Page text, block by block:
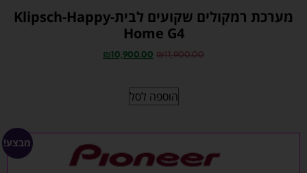
מערכת רמקולים שקועים לבית-Klipsch-Happy
Home G4
₪11,900.00
₪ 10,900.00
הוספה לסל
מבצע!